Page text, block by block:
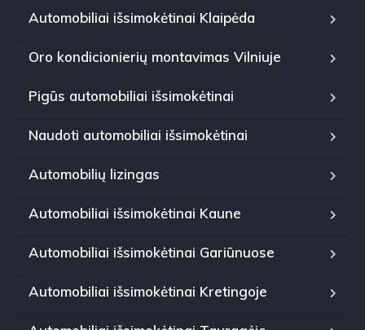
Automobiliai išsimokėtinai Klaipėda
Oro kondicionierių montavimas Vilniuje
Pigūs automobiliai išsimokėtinai
Naudoti automobiliai išsimokėtinai
Automobilių lizingas
Automobiliai išsimokėtinai Kaune
Automobiliai išsimokėtinai Gariūnuose
Automobiliai išsimokėtinai Kretingoje